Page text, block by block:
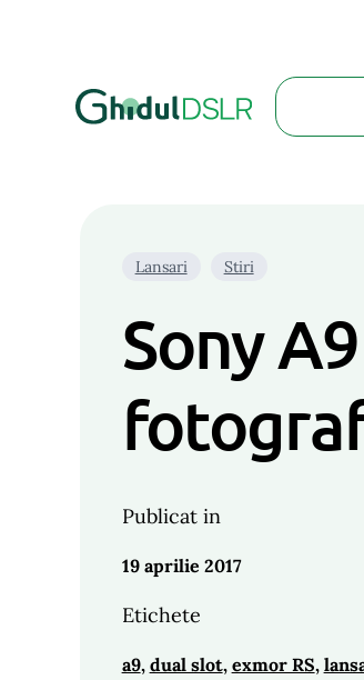
Search
Lansari Stiri
Sony
Publicat in
19 aprilie 2017
Etichete
a9, dual slot, exmor RS,